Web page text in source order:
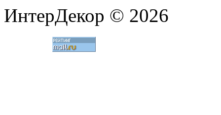
ИнтерДекор © 2026